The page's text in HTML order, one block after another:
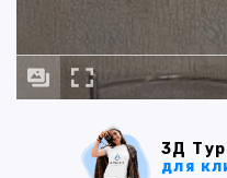
3Д
для